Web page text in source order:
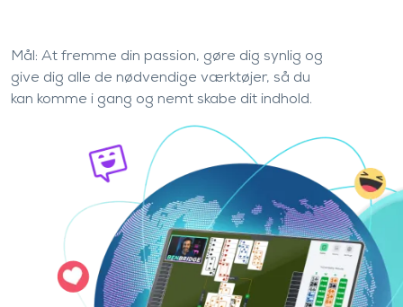
Mål: At fremme din passion, gøre dig synlig og
give dig alle de nødvendige værktøjer, så du
kan komme i gang og nemt skabe dit indhold.